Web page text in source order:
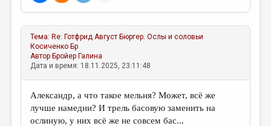
ЛИТЕРАТУРОВЕДЕНИЕ
КУЛЬТУРОВЕДЕНИЕ
ПУБЛИЦИСТИКА
РЕЦЕНЗИРОВАНИЕ
ЦИКЛЫ ПУБЛИКАЦИЙ
ТРЕДИАКОВСКИЙ
Тема: Re: Готфрид Август Бюргер. Ослы и соловьи
Косиченко Бр
Автор Бройер Галина
Дата и время: 18.11.2025, 23:11:48
Александр, а что такое мельня? Может, всё же
лучше намедни? И трель басовую заменить на
ослиную, у них всё же не совсем бас...